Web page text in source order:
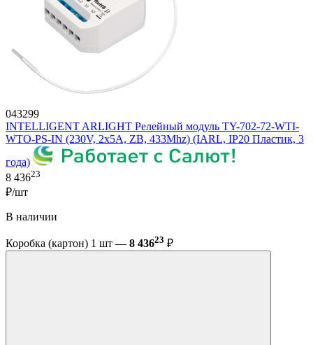
043299
INTELLIGENT ARLIGHT Релейный модуль TY-702-72-WTI-
WTO-PS-IN (230V, 2x5A, ZB, 433Mhz) (IARL, IP20 Пластик, 3
года)
8 43623
₽/шт
В наличии
Коробка (картон) 1 шт — 8 43623 ₽